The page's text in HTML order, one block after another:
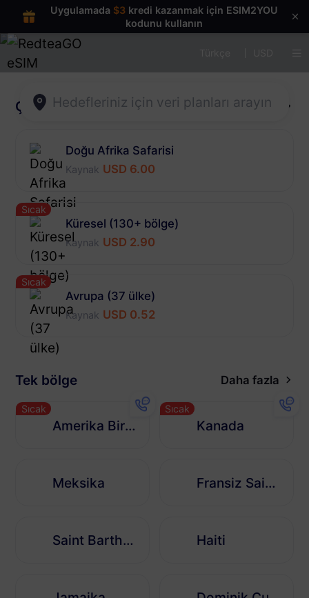
Uygulamada $3 kredi kazanmak için ESIM2YOU
kodunu kullanın
Çoklu bölge Daha fazla
Doğu Afrika Safarisi
Kaynak USD 6.00
Küresel (130+ bölge)
Kaynak USD 2.90
Sıcak
Avrupa (37 ülke)
Kaynak USD 0.52
Sıcak
Tek bölge Daha fazla
Amerika Birleşik Devletleri
Sıcak
Kanada
Sıcak
Meksika Fransiz Saint Martin
Saint Barthelemy Haiti